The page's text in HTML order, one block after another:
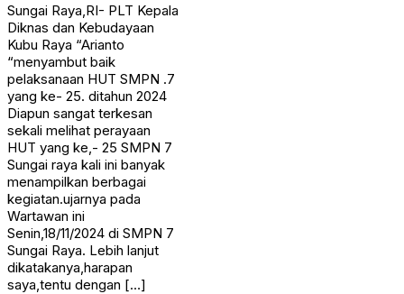
Sungai Raya,RI- PLT Kepala
Diknas dan Kebudayaan
Kubu Raya “Arianto
“menyambut baik
pelaksanaan HUT SMPN .7
yang ke- 25. ditahun 2024
Diapun sangat terkesan
sekali melihat perayaan
HUT yang ke,- 25 SMPN 7
Sungai raya kali ini banyak
menampilkan berbagai
kegiatan.ujarnya pada
Wartawan ini
Senin,18/11/2024 di SMPN 7
Sungai Raya. Lebih lanjut
dikatakanya,harapan
saya,tentu dengan […]